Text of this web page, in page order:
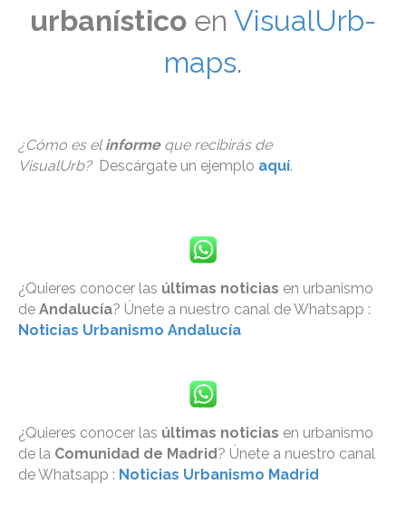
urbanístico en VisualUrb-
maps.
¿Cómo es el informe que recibirás de
VisualUrb?Descárgate un ejemplo aquí.
¿Quieres conocer las últimas noticias en urbanismo
de Andalucía? Únete a nuestro canal de Whatsapp :
Noticias Urbanismo Andalucía
¿Quieres conocer las últimas noticias en urbanismo
de la Comunidad de Madrid? Únete a nuestro canal
de Whatsapp : Noticias Urbanismo Madrid